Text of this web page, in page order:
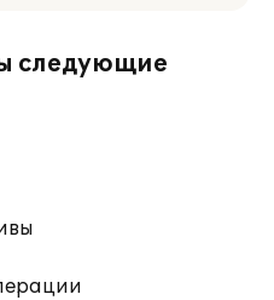
следующие